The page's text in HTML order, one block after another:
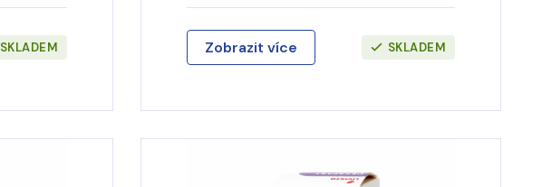
SKLADEM Zobrazit více SKLADEM